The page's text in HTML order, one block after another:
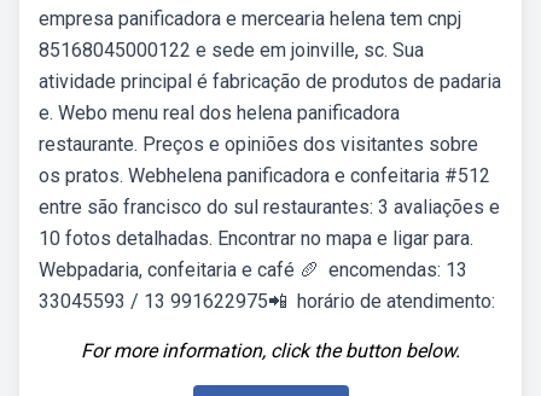
empresa panificadora e mercearia helena tem cnpj
85168045000122 e sede em joinville, sc. Sua
atividade principal é fabricação de produtos de padaria
e. Webo menu real dos helena panificadora
restaurante. Preços e opiniões dos visitantes sobre
os pratos. Webhelena panificadora e confeitaria #512
entre são francisco do sul restaurantes: 3 avaliações e
10 fotos detalhadas. Encontrar no mapa e ligar para.
Web️padaria, confeitaria e café 🥖 ️ encomendas: 13
33045593 / 13 991622975📲 ️ horário de atendimento:
For more information, click the button below.